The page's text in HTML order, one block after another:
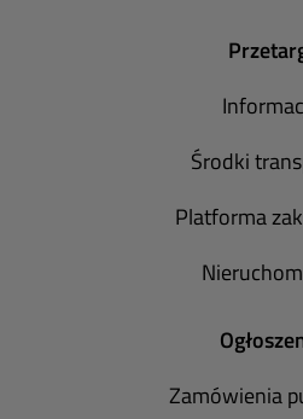
Środki
Platforma
Zamówienia